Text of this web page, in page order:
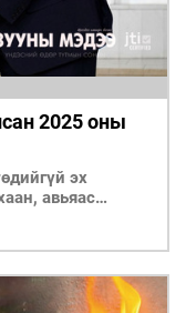
2025 оны
эх
авьяас